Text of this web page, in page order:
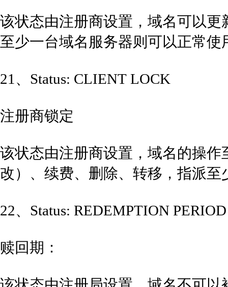
该状态由注册商设置，域名可以
至少一台域名服务器则可以正常
21、Status: CLIENT LOCK
注册商锁定
该状态由注册商设置，域名的操
改）、续费、删除、转移，指派
22、Status: REDEMPTION PERIOD
赎回期：